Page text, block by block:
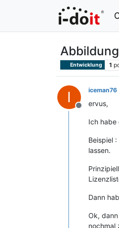
Entwicklung 1
I
Offline
iceman76
ervus,
Ich habe
Beispiel
lassen.
Dann
Ok,
nochmal